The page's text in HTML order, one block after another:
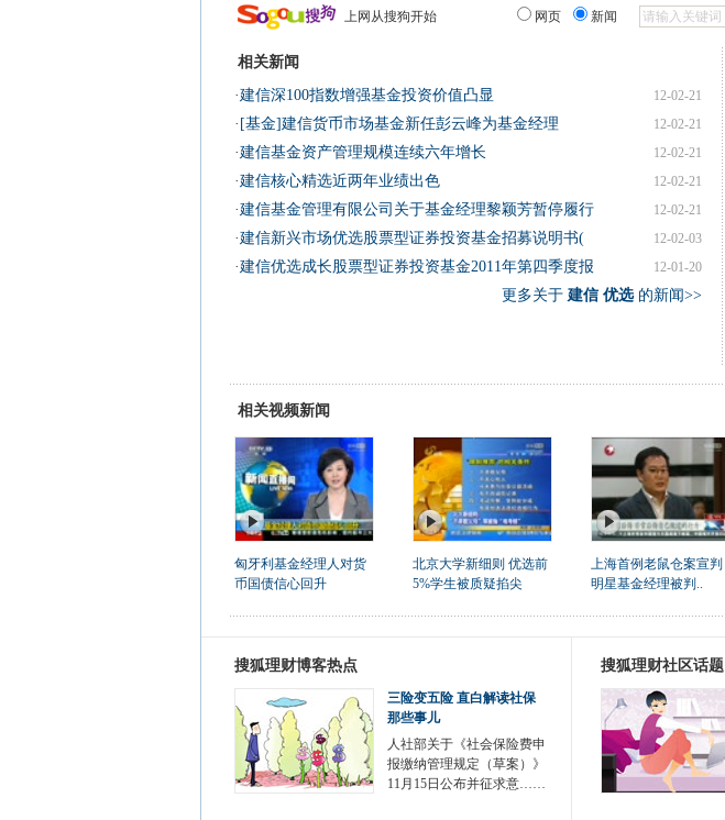
上网从搜狗开始 网页 新闻
相关新闻
12-02-21
·建信深100指数增强基金投资价值凸显
12-02-21
· [基金]建信货币市场基金新任彭云峰为基金经理
12-02-21
·建信基金资产管理规模连续六年增长
12-02-21
·建信核心精选近两年业绩出色
12-02-21
·建信基金管理有限公司关于基金经理黎颖芳暂停履行
12-02-03
·建信新兴市场优选股票型证券投资基金招募说明书(
12-01-20
·建信优选成长股票型证券投资基金2011年第四季度报
更多关于 建信 优选的新闻>>
相关视频新闻
匈牙利基金经理人对货
币国债信心回升
北京大学新细则 优选前
5%学生被质疑掐尖
上海首例老鼠仓案宣判
明星基金经理被判..
搜狐理财博客热点
三险变五险 直白解读社保
那些事儿
人社部关于《社会保险费申
报缴纳管理规定（草案）》
11月15日公布并征求意……
搜狐理财社区话题